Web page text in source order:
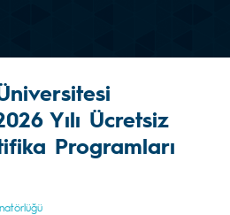
Yılı Ücretsiz
Programları